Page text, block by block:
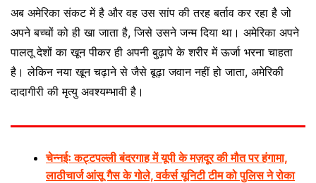
अब अमेरिका संकट में है और वह उस सांप की तरह बर्ताव कर रहा है जो
अपने बच्चों को ही खा जाता है, जिसे उसने जन्म दिया था। अमेरिका अपने
पालतू देशों का खून पीकर ही अपनी बुढ़ापे के शरीर में ऊर्जा भरना चाहता
है। लेकिन नया खून चढ़ाने से जैसे बूढ़ा जवान नहीं हो जाता, अमेरिकी
दादागीरी की मृत्यु अवश्यम्भावी है।
चेन्नईः कट्टपल्ली बंदरगाह में यूपी के मज़दूर की मौत पर हंगामा,
लाठीचार्ज आंसू गैस के गोले, वर्कर्स यूनिटी टीम को पुलिस ने रोका